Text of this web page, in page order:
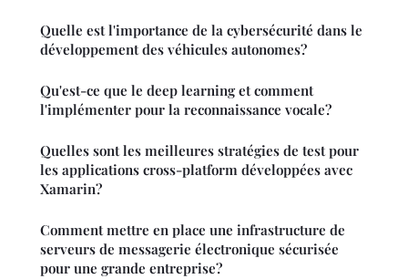
Quelle est l'importance de la cybersécurité dans le
développement des véhicules autonomes?
Qu'est-ce que le deep learning et comment
l'implémenter pour la reconnaissance vocale?
Quelles sont les meilleures stratégies de test pour
les applications cross-platform développées avec
Xamarin?
Comment mettre en place une infrastructure de
serveurs de messagerie électronique sécurisée
pour une grande entreprise?